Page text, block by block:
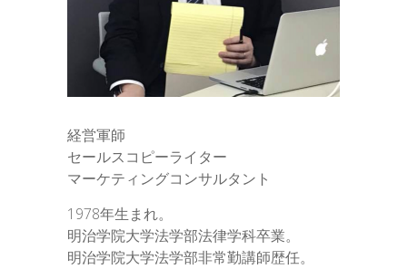
経営軍師
セールスコピーライター
マーケティングコンサルタント
1978年生まれ。
明治学院大学法学部法律学科卒業。
明治学院大学法学部非常勤講師歴任。